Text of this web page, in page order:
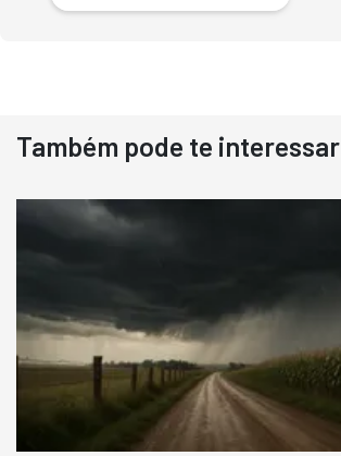
Destaque
Usado
Pá Carregadeira Cat 966
R$ 145.000
Também pode te interessar